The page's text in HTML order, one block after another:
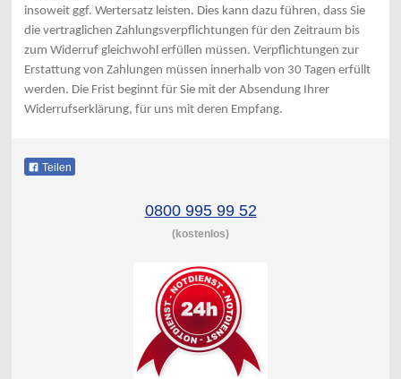
insoweit ggf. Wertersatz leisten. Dies kann dazu führen, dass Sie
die vertraglichen Zahlungsverpflichtungen für den Zeitraum bis
zum Widerruf gleichwohl erfüllen müssen. Verpflichtungen zur
Erstattung von Zahlungen müssen innerhalb von 30 Tagen erfüllt
werden. Die Frist beginnt für Sie mit der Absendung Ihrer
Widerrufserklärung, für uns mit deren Empfang.
Teilen
0800 995 99 52
(kostenlos)